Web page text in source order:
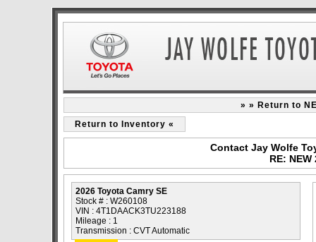
» » Return to
Return to Inventory «
Contact Jay Wolfe
RE:
2026 Toyota Camry SE
Stock # : W260108
VIN : 4T1DAACK3TU223188
Mileage : 1
Transmission : CVT Automatic